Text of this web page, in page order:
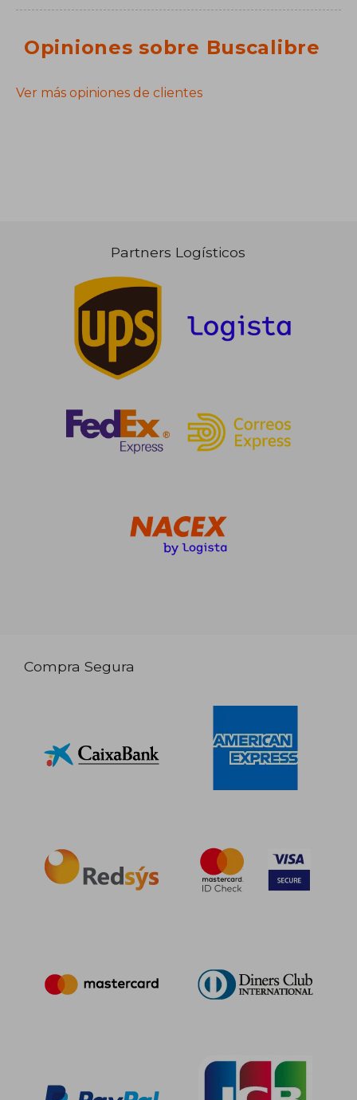
Opiniones sobre Buscalibre
Ver más opiniones de clientes
Partners Logísticos
Compra Segura